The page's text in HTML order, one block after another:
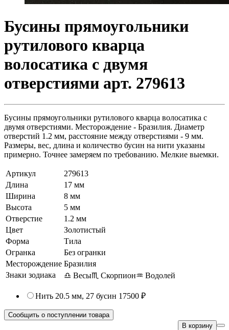
Бусины прямоугольники
рутилового кварца
волосатика с двумя
отверстиями арт. 279613
Бусины прямоугольники рутилового кварца волосатика с
двумя отверстиями. Месторождение - Бразилия. Диаметр
отверстий 1.2 мм, расстояние между отверстиями - 9 мм.
Размеры, вес, длина и количество бусин на нити указаны
примерно. Точнее замеряем по требованию. Мелкие выемки.
Артикул
279613
Длина
17 мм
Ширина
8 мм
Высота
5 мм
Отверстие
1.2 мм
Цвет
Золотистый
Форма
Тила
Огранка
Без огранки
Месторождение Бразилия
Знаки зодиака
♎ Весы♏ Скорпион♒ Водолей
Нить 20.5 мм, 27 бусин 17500 ₽
Сообщить о поступлении товара
В корзину